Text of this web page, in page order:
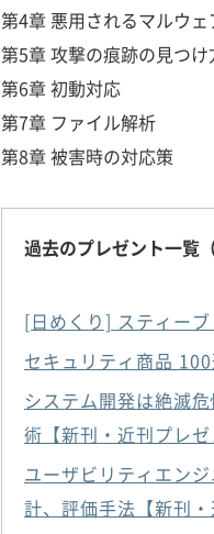
第4章 悪用されるマルウェ
第5章 攻撃の痕跡の見つけ
第6章 初動対応
第7章 ファイル解析
第8章 被害時の対応策
過去のプレゼント一覧
[日めくり] スティーブ
セキュリティ商品
システム開発は絶滅
術【新刊・近刊プレゼ
ユーザビリティエン
計、評価手法【新刊・